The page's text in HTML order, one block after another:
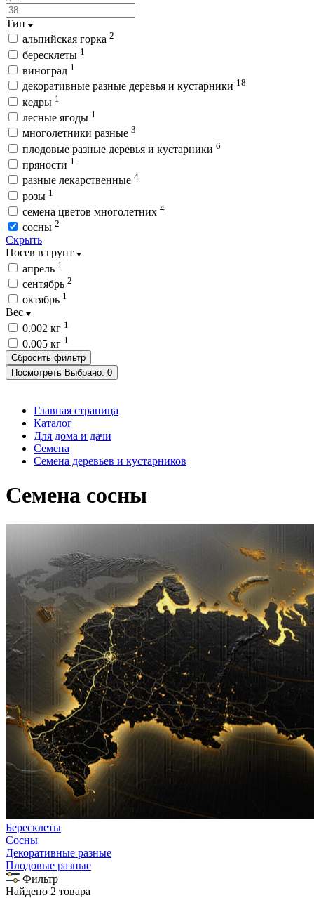
Тип
альпийская горка 2
бересклеты 1
виноград 1
декоративные разные деревья и кустарники 18
кедры 1
лесные ягоды 1
многолетники разные 3
плодовые разные деревья и кустарники 6
пряности 1
разные лекарственные 4
розы 1
семена цветов многолетних 4
сосны 2
Скрыть
Посев в грунт
апрель 1
сентябрь 2
октябрь 1
Вес
0.002 кг 1
0.005 кг 1
Посмотреть Выбрано: 0
Главная страница
Каталог
Для дома и дачи
Семена
Семена деревьев и кустарников
Семена сосны
Бересклеты
Сосны
Декоративные разные
Плодовые разные
Фильтр
Найдено 2 товара